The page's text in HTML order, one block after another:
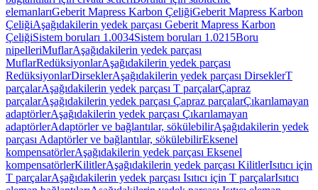
elemanlarıGeberit Mapress Karbon ÇeliğiGeberit Mapress Karbon
ÇeliğiAşağıdakilerin yedek parçası Geberit Mapress Karbon
ÇeliğiSistem boruları 1.0034Sistem boruları 1.0215Boru
nipelleriMuflarAşağıdakilerin yedek parçası
MuflarRedüksiyonlarAşağıdakilerin yedek parçası
RedüksiyonlarDirseklerAşağıdakilerin yedek parçası DirseklerT
parçalarAşağıdakilerin yedek parçası T parçalarÇapraz
parçalarAşağıdakilerin yedek parçası Çapraz parçalarÇıkarılamayan
adaptörlerAşağıdakilerin yedek parçası Çıkarılamayan
adaptörlerAdaptörler ve bağlantılar, sökülebilirAşağıdakilerin yedek
parçası Adaptörler ve bağlantılar, sökülebilirEksenel
kompensatörlerAşağıdakilerin yedek parçası Eksenel
kompensatörlerKilitlerAşağıdakilerin yedek parçası KilitlerIsıtıcı için
T parçalarAşağıdakilerin yedek parçası Isıtıcı için T parçalarIsıtıcı